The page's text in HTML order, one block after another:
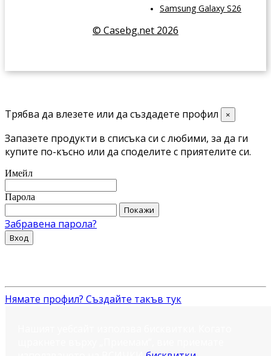
Samsung Galaxy S26
© Casebg.net 2026
Трябва да влезете или да създадете профил ×
Запазете продукти в списъка си с любими, за да ги
купите по-късно или да споделите с приятелите си.
Имейл
Парола
Покажи
Забравена парола?
Вход
Нямате профил? Създайте такъв тук